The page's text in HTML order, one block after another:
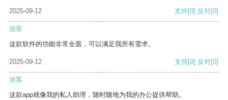
2025-09-12
支持[0] 反对[0]
游客
这款软件的功能非常全面，可以满足我所有需求。
2025-09-12 支持[0] 反对[0]
游客
这款app就像我的私人助理，随时随地为我的办公提供帮助。